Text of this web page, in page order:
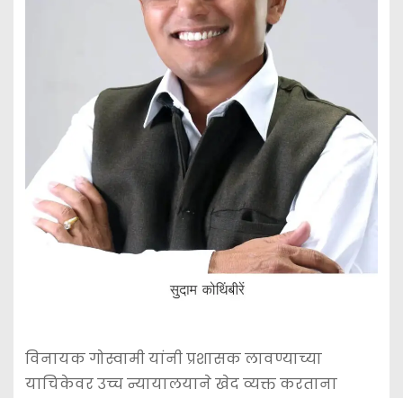
विनायक गोस्वामी यांनी प्रशासक लावण्याच्या
याचिकेवर उच्च न्यायालयाने खेद व्यक्त करताना